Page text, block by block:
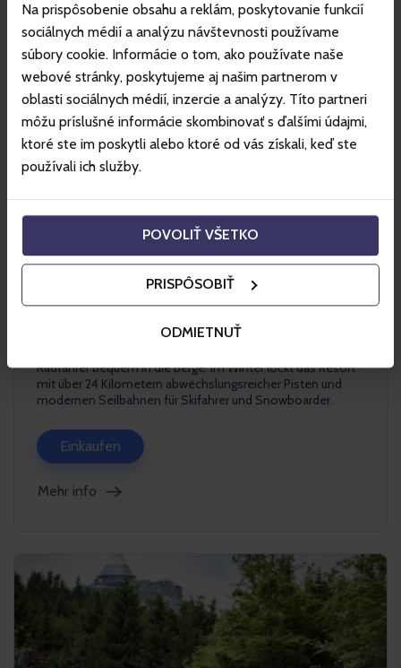
Na prispôsobenie obsahu a reklám, poskytovanie funkcií
sociálnych médií a analýzu návštevnosti používame
súbory cookie. Informácie o tom, ako používate naše
webové stránky, poskytujeme aj našim partnerom v
oblasti sociálnych médií, inzercie a analýzy. Títo partneri
môžu príslušné informácie skombinovať s ďalšími údajmi,
ktoré ste im poskytli alebo ktoré od vás získali, keď ste
používali ich služby.
POVOLIŤ VŠETKO
PRISPÔSOBIŤ
ODMIETNUŤ
Das Skigebiet Szczyrk ist eines der größten Ski- und Bike-
Resorts Polens. Im Sommer bietet es unter anderem den
Szczyrk Bike Park by Trek mit seinen Enduro-Strecken und
Bergtouren. Komfortable Lifte – eine 10er-Gondelbahn und
Radfahrer bequem in die Berge. Im Winter lockt das Resort
mit über 24 Kilometern abwechslungsreicher Pisten und
modernen Seilbahnen für Skifahrer und Snowboarder.
Einkaufen
Mehr info